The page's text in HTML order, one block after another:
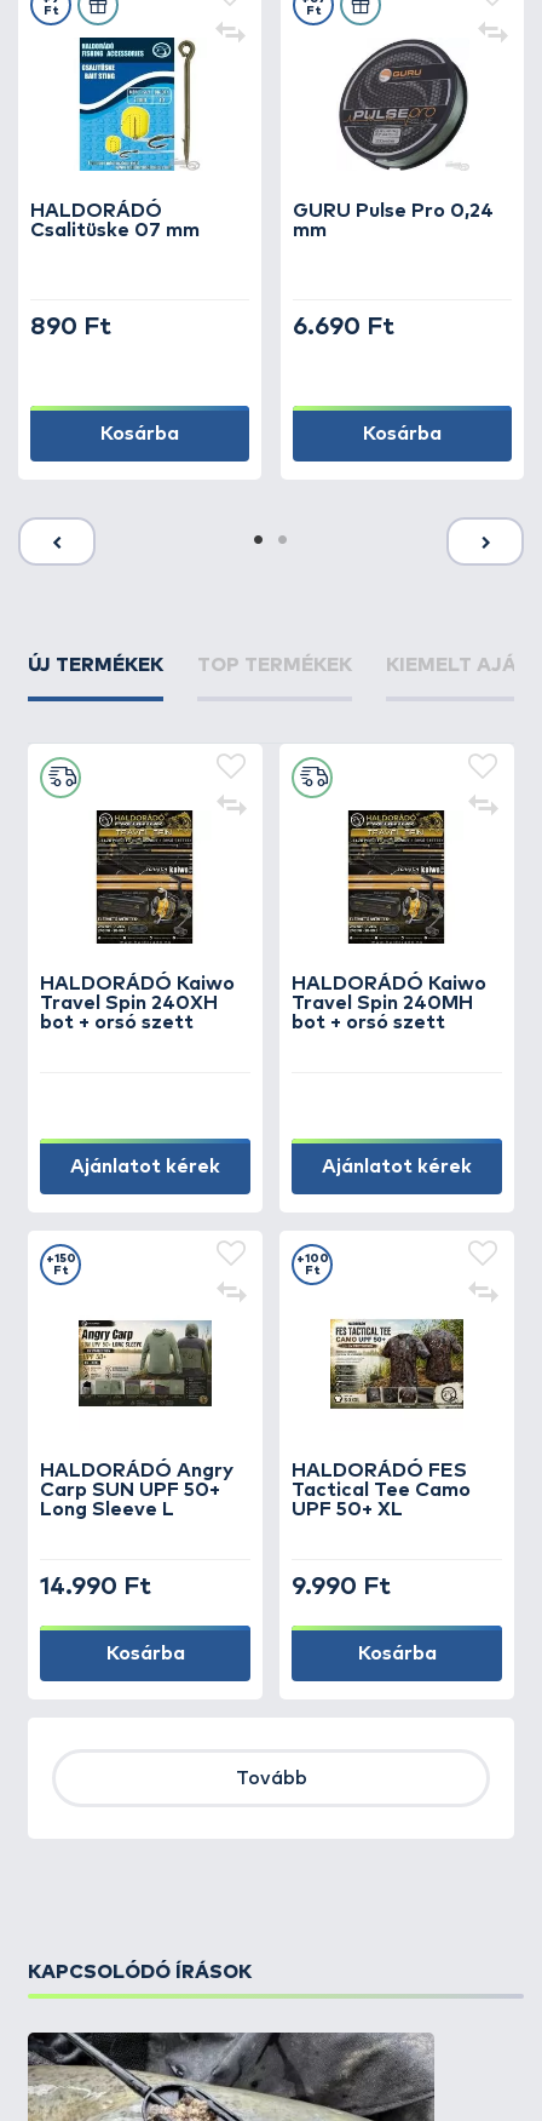
HALDORÁDÓ
Csalitüske 07 mm
Ft
890 Ft
Kosárba
GURU Pulse Pro 0,24
mm
Ft
6.690 Ft
Kosárba
ÚJ TERMÉKEK TOP TERMÉKEK KIEMELT
HALDORÁDÓ Kaiwo
Travel Spin 240XH
bot + orsó szett
Ajánlatot kérek
HALDORÁDÓ Kaiwo
Travel Spin 240MH
bot + orsó szett
Ajánlatot kérek
HALDORÁDÓ Angry
Carp SUN UPF 50+
Long Sleeve L
+150
Ft
14.990 Ft
Kosárba
HALDORÁDÓ FES
Tactical Tee Camo
UPF 50+ XL
+100
Ft
9.990 Ft
Kosárba
Tovább
KAPCSOLÓDÓ ÍRÁSOK